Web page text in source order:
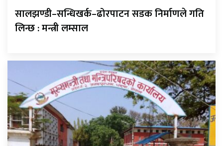
सालझण्डी–सन्धिखर्क–ढोरपाटन सडक निर्माणले गति
लिन्छ : मन्त्री लम्साल